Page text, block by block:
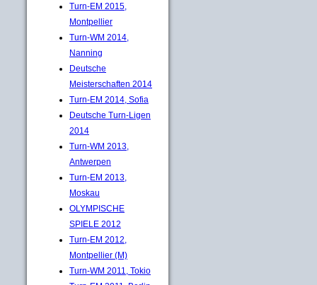
Turn-EM 2015,
Montpellier
Turn-WM 2014,
Nanning
Deutsche
Meisterschaften 2014
Turn-EM 2014, Sofia
Deutsche Turn-Ligen
2014
Turn-WM 2013,
Antwerpen
Turn-EM 2013,
Moskau
OLYMPISCHE
SPIELE 2012
Turn-EM 2012,
Montpellier (M)
Turn-WM 2011, Tokio